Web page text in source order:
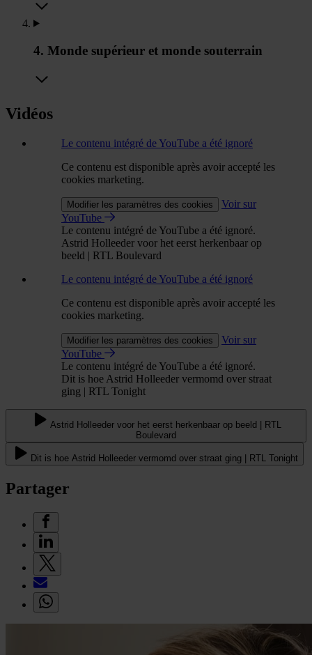
4. Monde supérieur et monde souterrain
Vidéos
Le contenu intégré de YouTube a été ignoré
Ce contenu est disponible après avoir accepté les
cookies marketing.
Modifier les paramètres des cookies
Voir sur
YouTube
Le contenu intégré de YouTube a été ignoré.
Astrid Holleeder voor het eerst herkenbaar op
beeld | RTL Boulevard
Le contenu intégré de YouTube a été ignoré
Ce contenu est disponible après avoir accepté les
cookies marketing.
Modifier les paramètres des cookies
Voir sur
YouTube
Le contenu intégré de YouTube a été ignoré.
Dit is hoe Astrid Holleeder vermomd over straat
ging | RTL Tonight
Astrid Holleeder voor het eerst herkenbaar op beeld | RTL
Boulevard
Dit is hoe Astrid Holleeder vermomd over straat ging | RTL Tonight
Partager